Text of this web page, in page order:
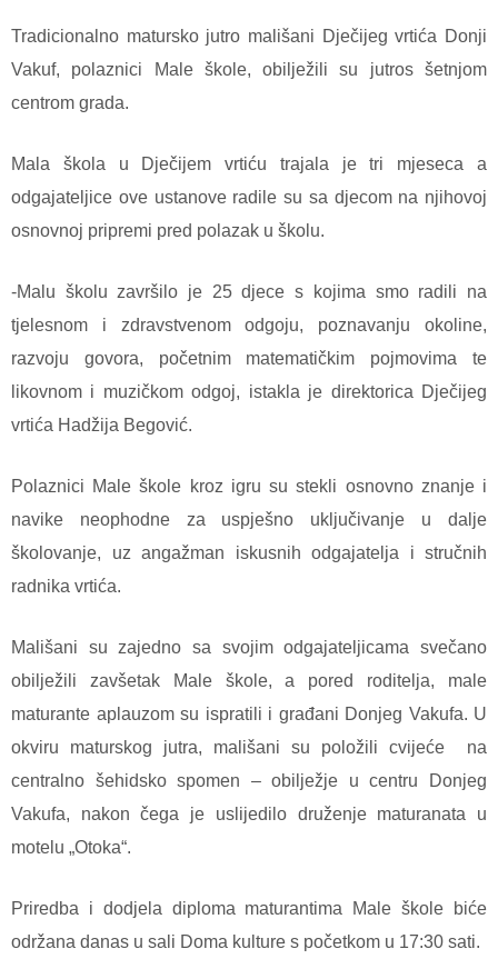
Tradicionalno matursko jutro mališani Dječijeg vrtića Donji
Vakuf, polaznici Male škole, obilježili su jutros šetnjom
centrom grada.
Mala škola u Dječijem vrtiću trajala je tri mjeseca a
odgajateljice ove ustanove radile su sa djecom na njihovoj
osnovnoj pripremi pred polazak u školu.
-Malu školu završilo je 25 djece s kojima smo radili na
tjelesnom i zdravstvenom odgoju, poznavanju okoline,
razvoju govora, početnim matematičkim pojmovima te
likovnom i muzičkom odgoj, istakla je direktorica Dječijeg
vrtića Hadžija Begović.
Polaznici Male škole kroz igru su stekli osnovno znanje i
navike neophodne za uspješno uključivanje u dalje
školovanje, uz angažman iskusnih odgajatelja i stručnih
radnika vrtića.
Mališani su zajedno sa svojim odgajateljicama svečano
obilježili zavšetak Male škole, a pored roditelja, male
maturante aplauzom su ispratili i građani Donjeg Vakufa. U
okviru maturskog jutra, mališani su položili cvijeće
na
centralno šehidsko spomen – obilježje u centru Donjeg
Vakufa, nakon čega je uslijedilo druženje maturanata u
motelu „Otoka“.
Priredba i dodjela diploma maturantima Male škole biće
održana danas u sali Doma kulture s početkom u 17:30 sati.